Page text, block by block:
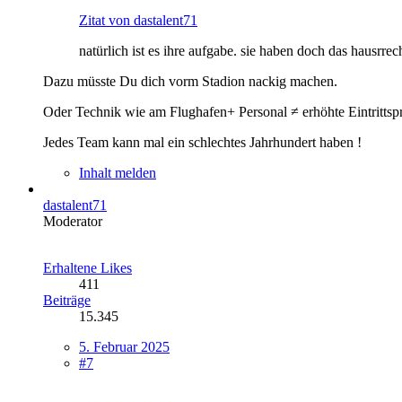
Zitat von dastalent71
natürlich ist es ihre aufgabe. sie haben doch das
Dazu müsste Du dich vorm Stadion nackig machen.
Oder Technik wie am Flughafen+ Personal ≠ erhöhte
Jedes Team kann mal ein schlechtes Jahrhundert haben !
Inhalt melden
dastalent71
Moderator
Erhaltene Likes
411
Beiträge
15.345
5. Februar 2025
#7